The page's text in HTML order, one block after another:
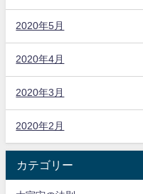
2020年5月
2020年4月
2020年3月
2020年2月
カテゴリー